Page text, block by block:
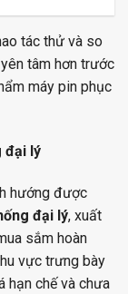
tác thử và so
tâm hơn trước
máy pin phục
đại lý
hướng được
đại lý, xuất
sắm hoàn
vực trưng bày
hạn chế và chưa